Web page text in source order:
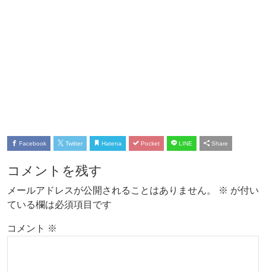
Facebook Twitter Hatena Pocket LINE Share
コメントを残す
メールアドレスが公開されることはありません。 ※ が付い
ている欄は必須項目です
コメント ※